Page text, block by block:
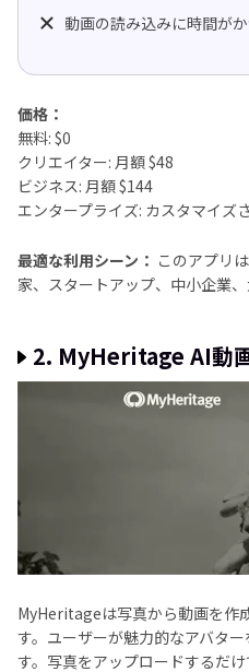
動画の読み込みに時間が
価格：
無料: $0
クリエイター: 月額 $48
ビジネス: 月額 $144
エンタープライズ: カスタマイズ
最適な利用シーン： このアプリ
家、スタートアップ、中小企業
2. MyHeritage AI動
MyHeritageは写真から動画を作
す。ユーザーが魅力的なアバタ
す。写真をアップロードするだ